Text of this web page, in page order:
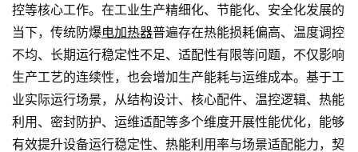
控等核心工作。在工业生产精细化、节能化、安全化发展的
当下，传统防爆电加热器普遍存在热能损耗偏高、温度调控
不均、长期运行稳定性不足、适配性有限等问题，不仅影响
生产工艺的连续性，也会增加生产能耗与运维成本。基于工
业实际运行场景，从结构设计、核心配件、温控逻辑、热能
利用、密封防护、运维适配等多个维度开展性能优化，能够
有效提升设备运行稳定性、热能利用率与场景适配能力，契